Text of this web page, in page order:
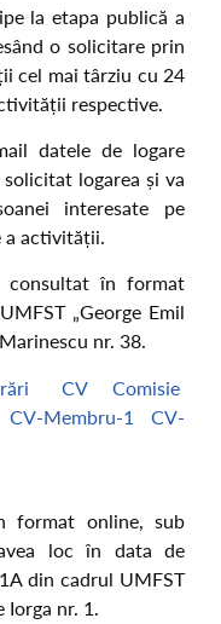
la etapa publică a
o solicitare prin
cel mai târziu cu 24
respective.
datele de logare
logarea și va
interesate pe
a activității.
în format
„George Emil
nr. 38.
CV
Comisie
CV-Membru-1
CV-
format online, sub
loc în data de
din cadrul UMFST
Iorga nr. 1.